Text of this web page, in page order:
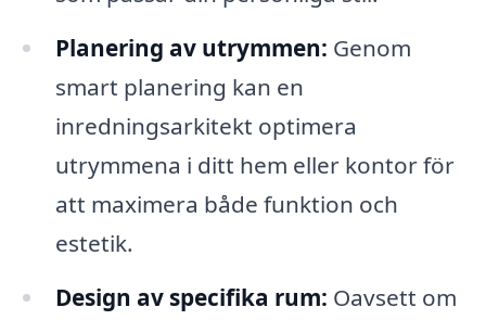
Planering av utrymmen: Genom
smart planering kan en
inredningsarkitekt optimera
utrymmena i ditt hem eller kontor för
att maximera både funktion och
estetik.
Design av specifika rum: Oavsett om